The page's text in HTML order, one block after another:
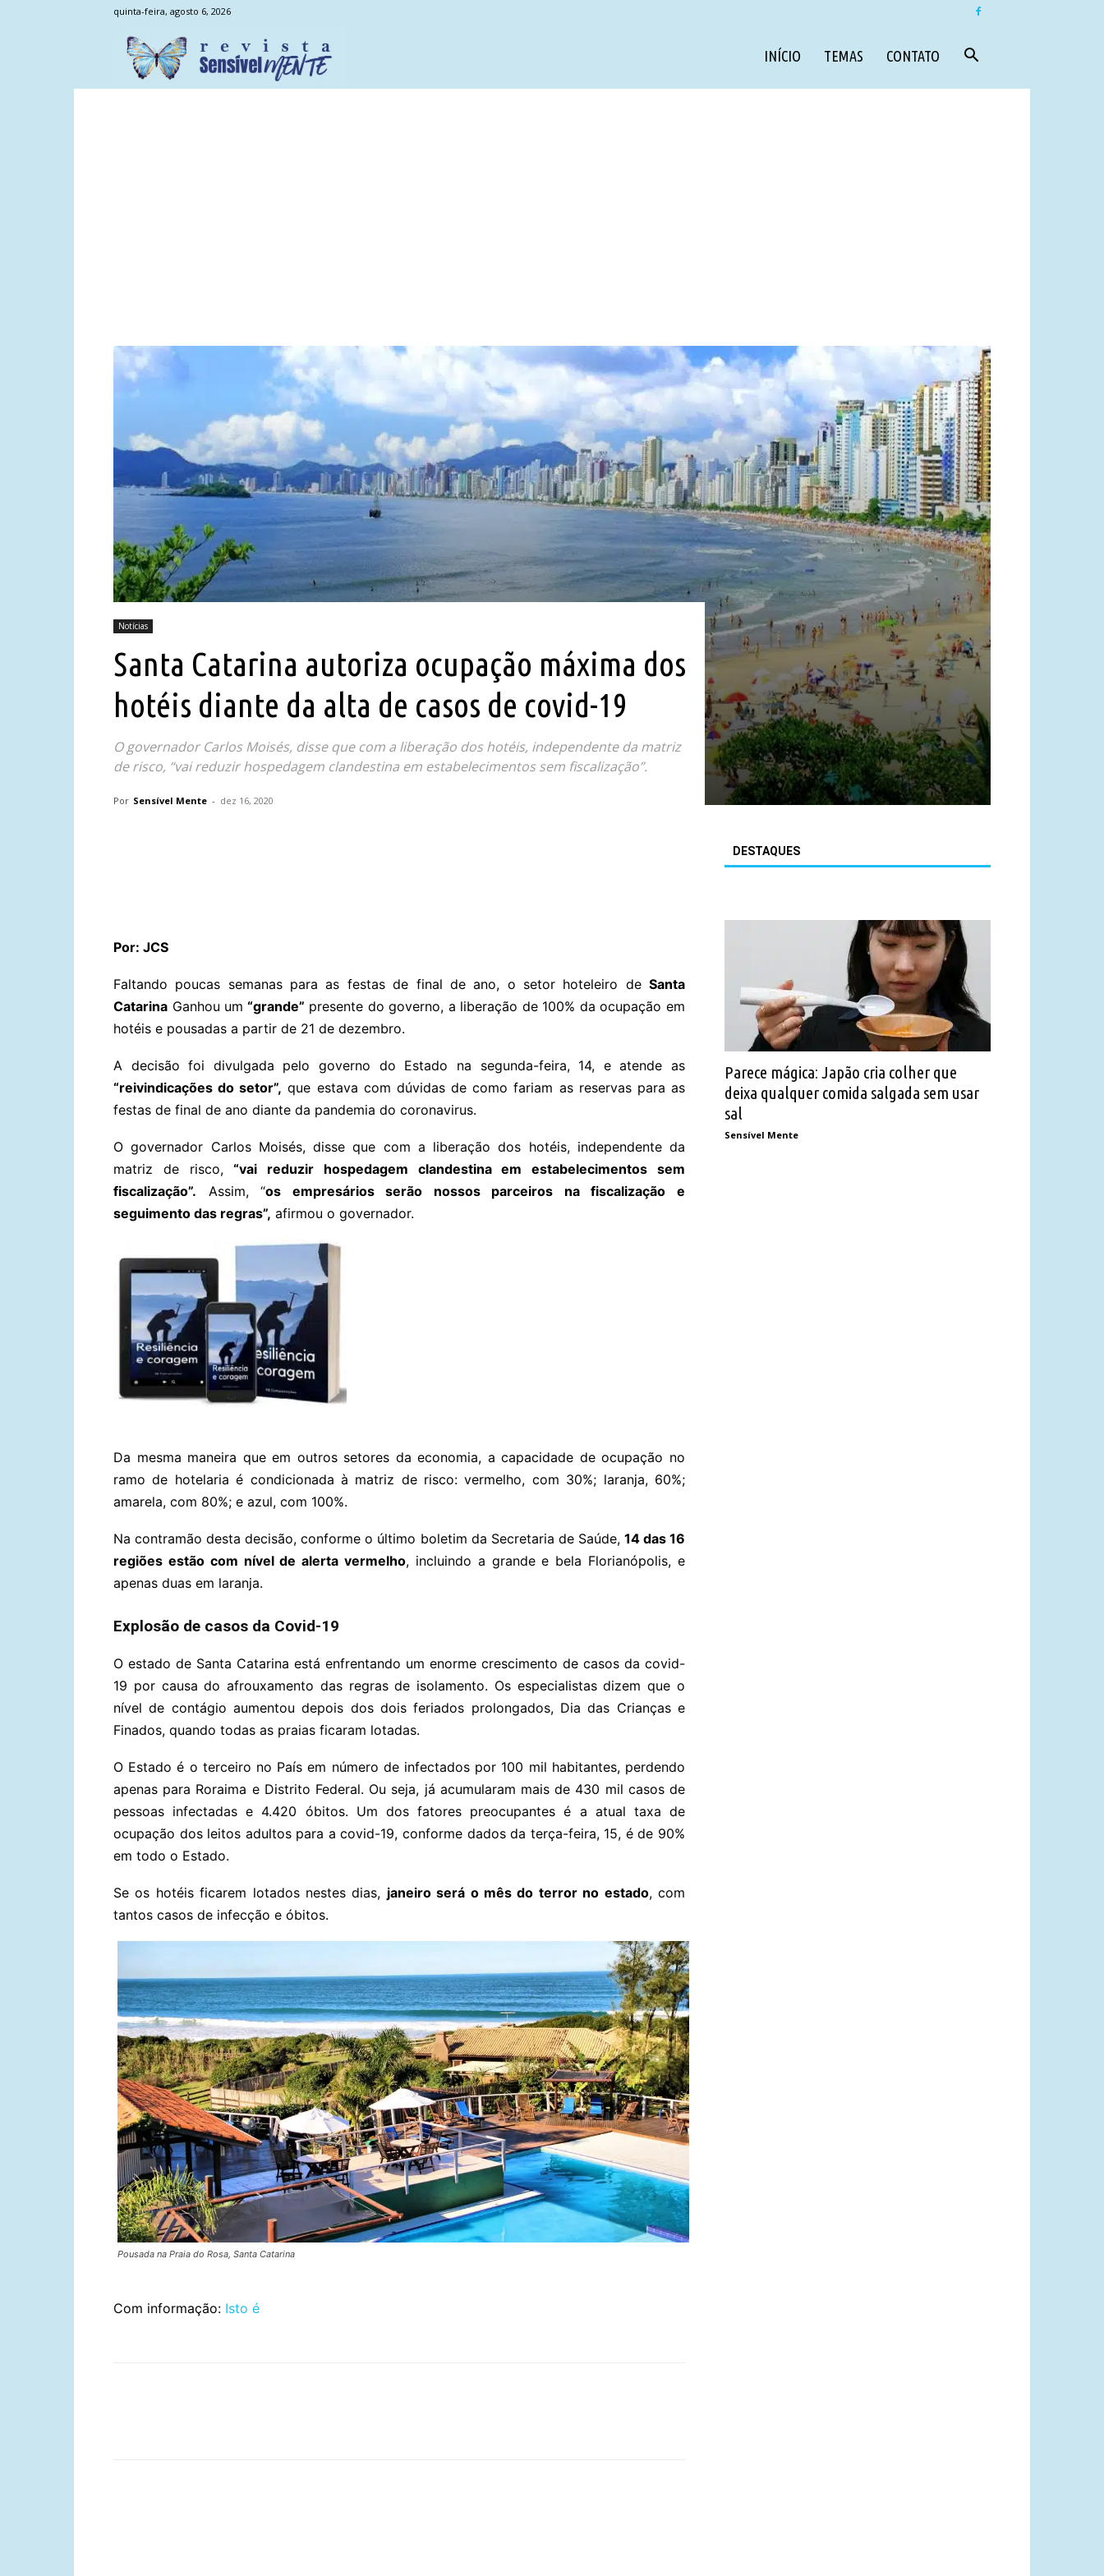
quinta-feira, agosto 6, 2026
INÍCIO TEMAS CONTATO
Notícias
Santa Catarina autoriza ocupação máxima dos
hotéis diante da alta de casos de covid-19
O governador Carlos Moisés, disse que com a liberação dos hotéis, independente da matriz
de risco, “vai reduzir hospedagem clandestina em estabelecimentos sem fiscalização”.
Por Sensível Mente - dez 16, 2020
Por: JCS
Faltando poucas semanas para as festas de final de ano, o setor hoteleiro de Santa
Catarina Ganhou um “grande” presente do governo, a liberação de 100% da ocupação em
hotéis e pousadas a partir de 21 de dezembro.
A decisão foi divulgada pelo governo do Estado na segunda-feira, 14, e atende as
“reivindicações do setor”, que estava com dúvidas de como fariam as reservas para as
festas de final de ano diante da pandemia do coronavirus.
O governador Carlos Moisés, disse que com a liberação dos hotéis, independente da
matriz de risco,“vai reduzir hospedagem clandestina em estabelecimentos sem
fiscalização”. Assim, “os empresários serão nossos parceiros na fiscalização e
seguimento das regras”, afirmou o governador.
Da mesma maneira que em outros setores da economia, a capacidade de ocupação no
ramo de hotelaria é condicionada à matriz de risco: vermelho, com 30%; laranja, 60%;
amarela, com 80%; e azul, com 100%.
Na contramão desta decisão, conforme o último boletim da Secretaria de Saúde, 14 das 16
regiões estão com nível de alerta vermelho, incluindo a grande e bela Florianópolis, e
apenas duas em laranja.
Explosão de casos da Covid-19
O estado de Santa Catarina está enfrentando um enorme crescimento de casos da covid-
19 por causa do afrouxamento das regras de isolamento. Os especialistas dizem que o
nível de contágio aumentou depois dos dois feriados prolongados, Dia das Crianças e
Finados, quando todas as praias ficaram lotadas.
O Estado é o terceiro no País em número de infectados por 100 mil habitantes, perdendo
apenas para Roraima e Distrito Federal. Ou seja, já acumularam mais de 430 mil casos de
pessoas infectadas e 4.420 óbitos. Um dos fatores preocupantes é a atual taxa de
ocupação dos leitos adultos para a covid-19, conforme dados da terça-feira, 15, é de 90%
em todo o Estado.
Se os hotéis ficarem lotados nestes dias, janeiro será o mês do terror no estado, com
tantos casos de infecção e óbitos.
Pousada na Praia do Rosa, Santa Catarina
Com informação: Isto é
DESTAQUES
Parece mágica: Japão cria colher que
deixa qualquer comida salgada sem usar
sal
Sensível Mente